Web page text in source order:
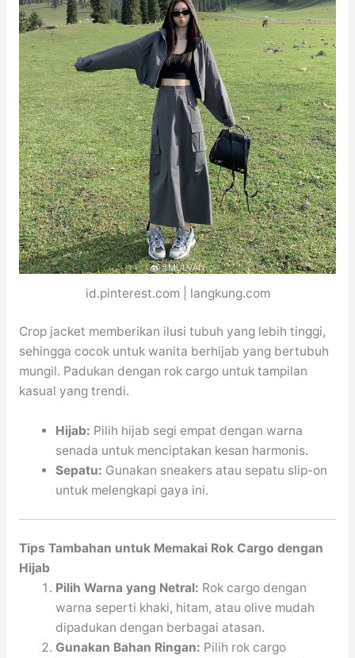
id.pinterest.com | langkung.com
Crop jacket memberikan ilusi tubuh yang lebih tinggi,
sehingga cocok untuk wanita berhijab yang bertubuh
mungil. Padukan dengan rok cargo untuk tampilan
kasual yang trendi.
Hijab: Pilih hijab segi empat dengan warna
senada untuk menciptakan kesan harmonis.
Sepatu: Gunakan sneakers atau sepatu slip-on
untuk melengkapi gaya ini.
Tips Tambahan untuk Memakai Rok Cargo dengan
Hijab
Pilih Warna yang Netral: Rok cargo dengan
warna seperti khaki, hitam, atau olive mudah
dipadukan dengan berbagai atasan.
Gunakan Bahan Ringan: Pilih rok cargo